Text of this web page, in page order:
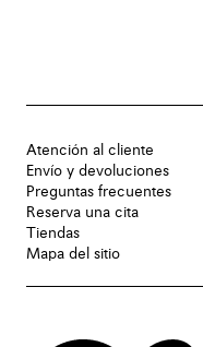
Atención al cliente
Envío y devoluciones
Preguntas frecuentes
Reserva una cita
Tiendas
Mapa del sitio